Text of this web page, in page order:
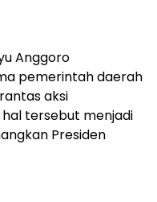
Anggoro
pemerintah daerah
aksi
tersebut menjadi
Presiden